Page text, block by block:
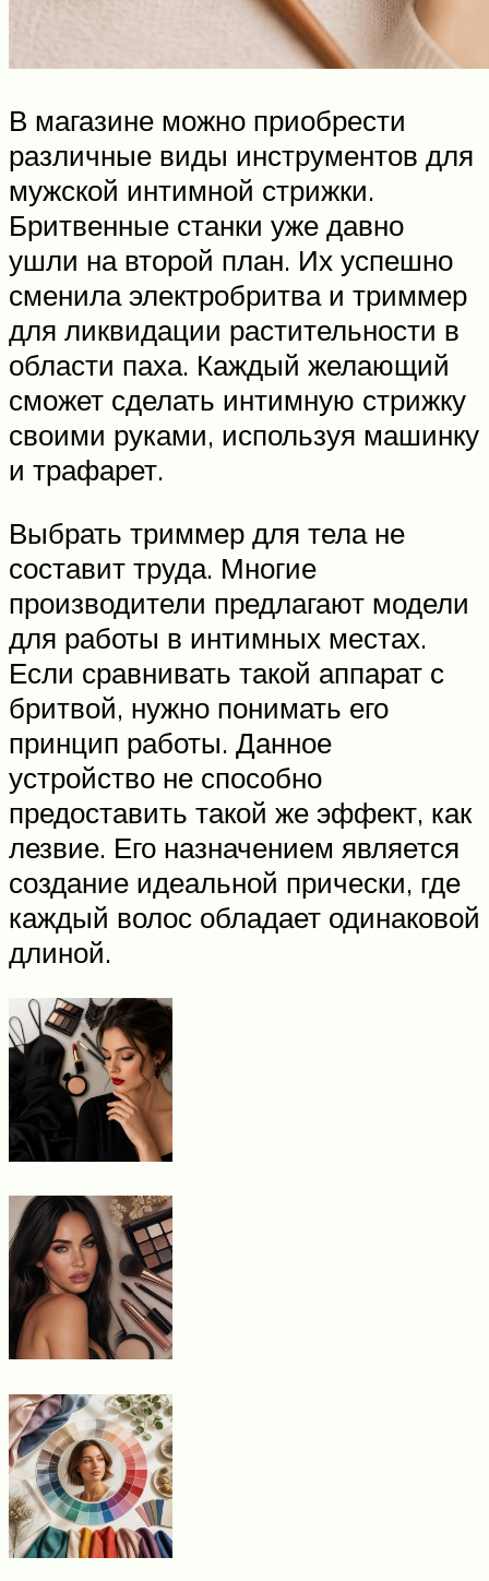
В магазине можно приобрести
различные виды инструментов для
мужской интимной стрижки.
Бритвенные станки уже давно
ушли на второй план. Их успешно
сменила электробритва и триммер
для ликвидации растительности в
области паха. Каждый желающий
сможет сделать интимную стрижку
своими руками, используя машинку
и трафарет.
Выбрать триммер для тела не
составит труда. Многие
производители предлагают модели
для работы в интимных местах.
Если сравнивать такой аппарат с
бритвой, нужно понимать его
принцип работы. Данное
устройство не способно
предоставить такой же эффект, как
лезвие. Его назначением является
создание идеальной прически, где
каждый волос обладает одинаковой
длиной.